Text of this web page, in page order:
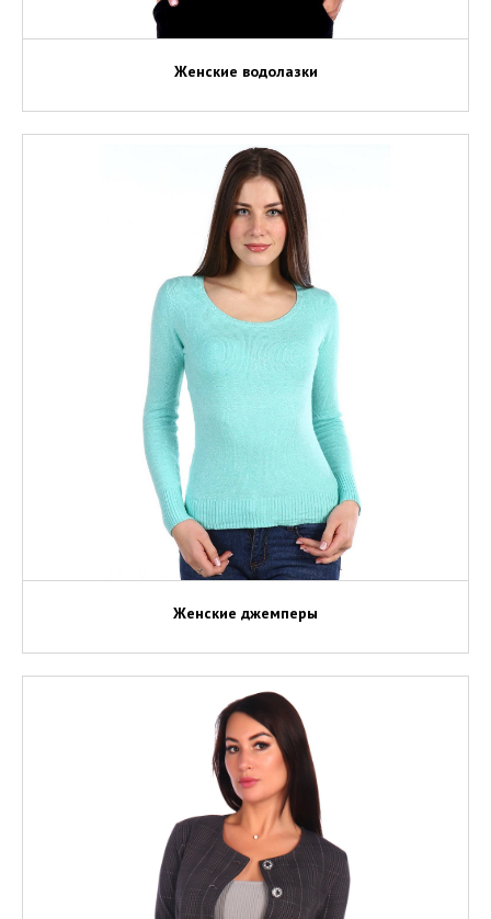
Женские водолазки
Женские джемперы